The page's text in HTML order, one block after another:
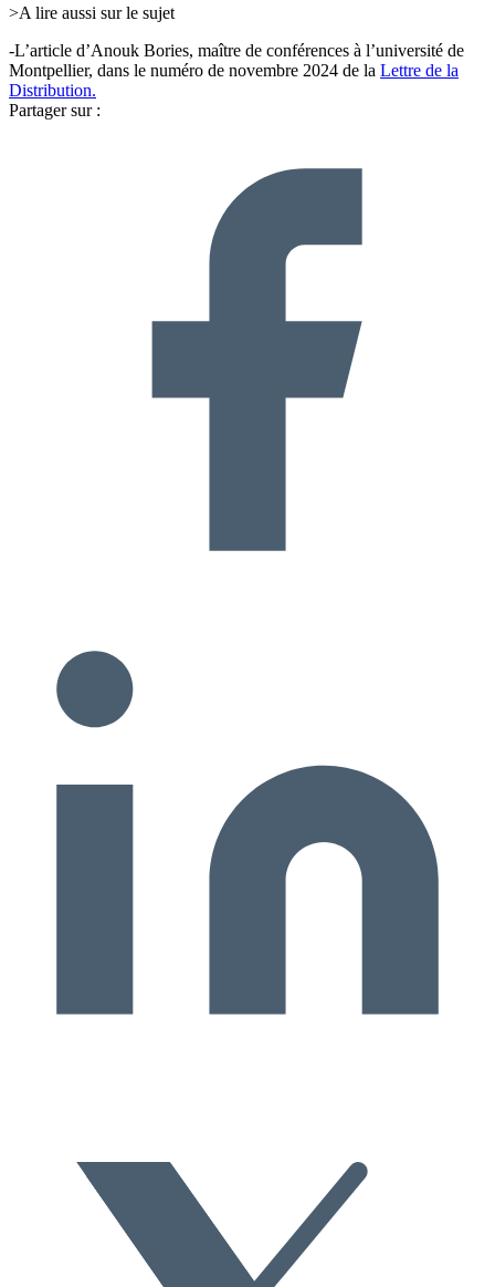
>A lire aussi sur le sujet
-L’article d’Anouk Bories, maître de conférences à l’université de
Montpellier, dans le numéro de novembre 2024 de la Lettre de la
Distribution.
Partager sur :